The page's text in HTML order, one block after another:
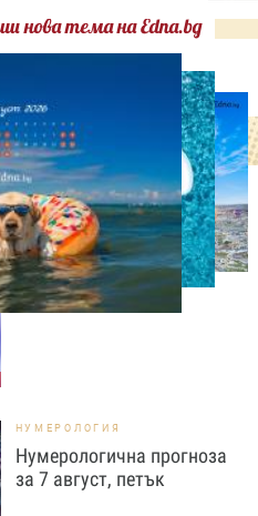
нова тема на Edna.bg
АСТРОЛОГИЯ
Дневен хороскоп за 7
август, петък
НУМЕРОЛОГИЯ
Нумерологична прогноза
за 7 август, петък